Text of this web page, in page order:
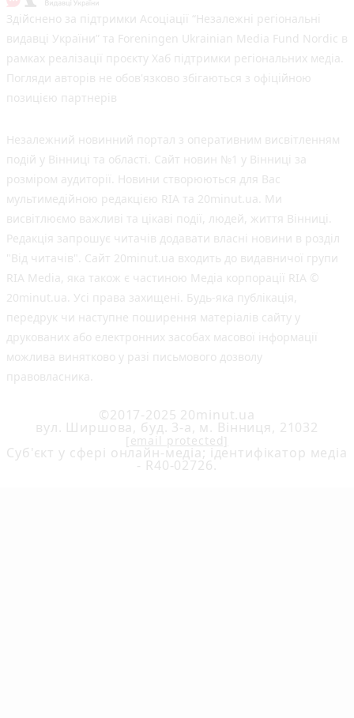
Здійснено за підтримки Асоціації “Незалежні регіональні
видавці України” та Foreningen Ukrainian Media Fund Nordic в
рамках реалізації проєкту Хаб підтримки регіональних медіа.
Погляди авторів не обов'язково збігаються з офіційною
позицією партнерів
Незалежний новинний портал з оперативним висвітленням
подій у Вінниці та області. Сайт новин №1 у Вінниці за
розміром аудиторії. Новини створюються для Вас
мультимедійною редакцією RIA та 20minut.ua. Ми
висвітлюємо важливі та цікаві події, людей, життя Вінниці.
Редакція запрошує читачів додавати власні новини в розділ
"Від читачів". Сайт 20minut.ua входить до видавничої групи
RIA Media, яка також є частиною Медіа корпорації RIA ©
20minut.ua. Усі права захищені. Будь-яка публiкацiя,
передрук чи наступне поширення матеріалів сайту у
друкованих або електронних засобах масової інформації
можлива винятково у разі письмового дозволу
правовласника.
©2017-2025 20minut.ua
вул. Ширшова, буд. 3-а, м. Вінниця, 21032
[email protected]
Cуб'єкт у сфері онлайн-медіа; ідентифікатор медіа
- R40-02726.